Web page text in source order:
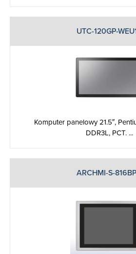
UTC-120GP-
Komputer panelowy 21.5″,
DDR3L, PCT. ...
ARCHMI-S-